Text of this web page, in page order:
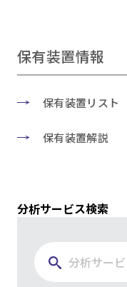
保有装置情報
保有装置リスト
保有装置解説
分析サービス検索